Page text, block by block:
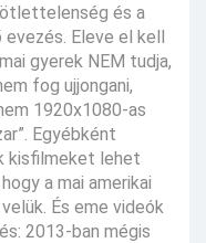
és a
Eleve el kell
gyerek NEM tudja,
fog ujjongani,
1920x1080-as
Egyébként
kisfilmeket lehet
a mai amerikai
És eme videók
2013-ban mégis